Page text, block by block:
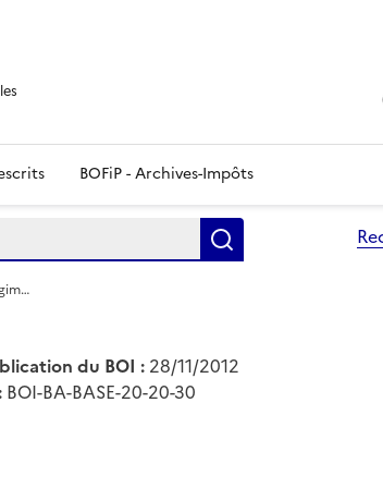
BOFiP - Archives-Impôts
du BOI : 28/11/2012
BOI-BA-BASE-20-20-30